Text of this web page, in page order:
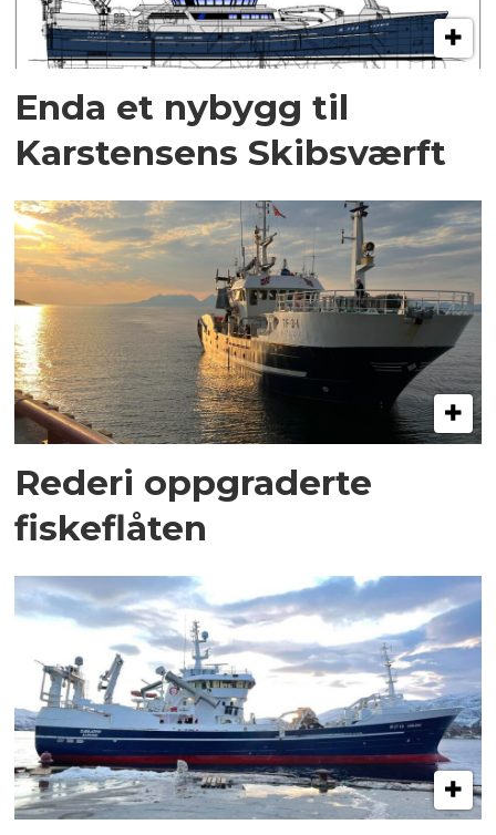
Enda et nybygg til
Karstensens Skibsværft
Rederi oppgraderte
fiskeflåten